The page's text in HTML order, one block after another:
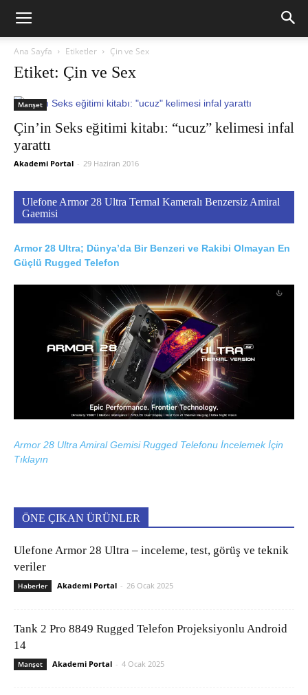
Ana Sayfa Etiketler Çin ve Sex
Etiket: Çin ve Sex
Manşet
Çin’in Seks eğitimi kitabı: “ucuz” kelimesi infal
yarattı
Akademi Portal - 29 Haziran 2016
Ulefone Armor 28 Ultra Termal Kameralı Benzersiz Amiral
Gaemisi
Armor 28 Ultra; Dünya’da Bir Benzeri ve Rakibi Olmayan En
Güçlü Rugged Telefon
Armor 28 Ultra Amiral Gemisi Rugged Telefonu İncelemek İçin
Tıklayın
ÖNE ÇIKAN ÜRÜNLER
Ulefone Armor 28 Ultra – inceleme, test, görüş ve teknik
veriler
Haberler Akademi Portal - 26 Ocak 2025
Tank 2 Pro 8849 Rugged Telefon Projeksiyonlu Android
14
Manşet Akademi Portal - 4 Ocak 2025